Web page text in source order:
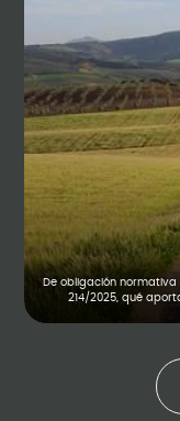
De obligación
214/2025, qué